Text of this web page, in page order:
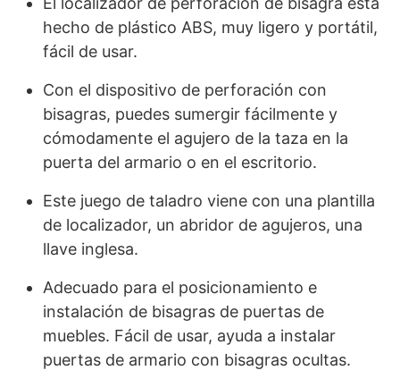
hecho de plástico ABS, muy ligero y portátil,
fácil de usar.
Con el dispositivo de perforación con
bisagras, puedes sumergir fácilmente y
cómodamente el agujero de la taza en la
puerta del armario o en el escritorio.
Este juego de taladro viene con una plantilla
de localizador, un abridor de agujeros, una
llave inglesa.
Adecuado para el posicionamiento e
instalación de bisagras de puertas de
muebles. Fácil de usar, ayuda a instalar
puertas de armario con bisagras ocultas.